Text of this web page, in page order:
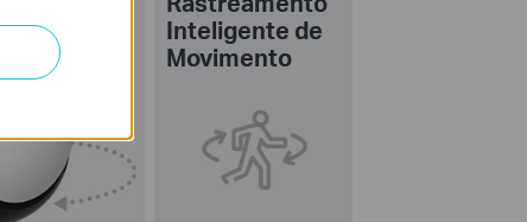
Inteligente de
Movimento